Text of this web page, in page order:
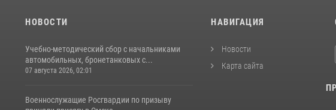
НОВОСТИ
Учебно-методический сбор с начальниками
автомобильных, бронетанковых с...
07 августа 2026, 02:01
Военнослужащие Росгвардии по призыву
НАВИГАЦИЯ
Новости
Карта сайта